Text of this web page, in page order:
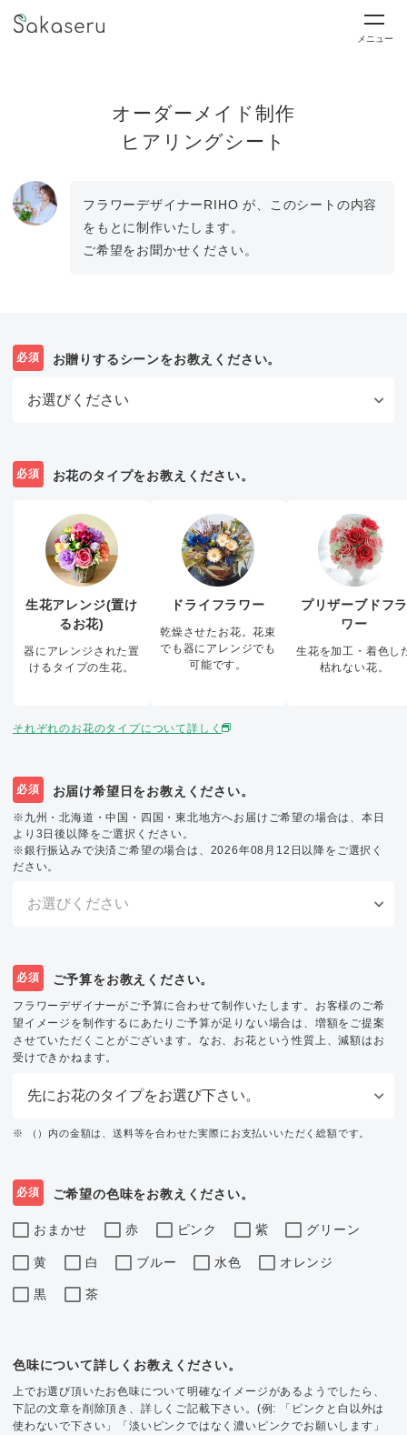
メニュー
オーダーメイド制作
ヒアリングシート
フラワーデザイナーRIHO が、このシートの内容
をもとに制作いたします。
ご希望をお聞かせください。
必須 お贈りするシーンをお教えください。
必須 お花のタイプをお教えください。
生花アレンジ(置け
るお花)
器にアレンジされた置
けるタイプの生花。
ドライフラワー
乾燥させたお花。花束
でも器にアレンジでも
可能です。
プリザーブドフ
ワー
生花を加工・着色し
枯れない花。
それぞれのお花のタイプについて詳しく
必須 お届け希望日をお教えください。
※九州・北海道・中国・四国・東北地方へお届けご希望の場合は、本日
より3日後以降をご選択ください。
※銀行振込みで決済ご希望の場合は、2026年08月12日以降をご選択く
ださい。
必須 ご予算をお教えください。
フラワーデザイナーがご予算に合わせて制作いたします。お客様のご希
望イメージを制作するにあたりご予算が足りない場合は、増額をご提案
させていただくことがございます。なお、お花という性質上、減額はお
受けできかねます。
※ （）内の金額は、送料等を合わせた実際にお支払いいただく総額です。
必須 ご希望の色味をお教えください。
おまかせ 赤 ピンク 紫 グリーン
黄 白 ブルー 水色 オレンジ
黒 茶
色味について詳しくお教えください。
上でお選び頂いたお色味について明確なイメージがあるようでしたら、
下記の文章を削除頂き、詳しくご記載下さい。(例: 「ピンクと白以外は
使わないで下さい」「淡いピンクではなく濃いピンクでお願いします」